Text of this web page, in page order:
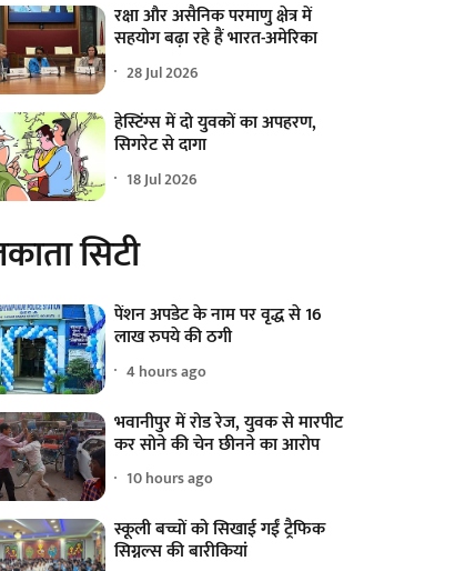
रक्षा और असैनिक परमाणु क्षेत्र में
सहयोग बढ़ा रहे हैं भारत-अमेरिका
28 Jul 2026
हेस्टिंग्स में दो युवकों का अपहरण,
सिगरेट से दागा
18 Jul 2026
सिटी
पेंशन अपडेट के नाम पर वृद्ध से 16
लाख रुपये की ठगी
4 hours ago
भवानीपुर में रोड रेज, युवक से मारपीट
कर सोने की चेन छीनने का आरोप
10 hours ago
स्कूली बच्चों को सिखाई गईं ट्रैफिक
सिग्नल्स की बारीकियां